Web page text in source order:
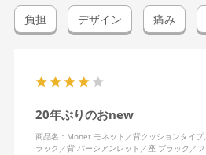
負担 デザイン 痛み
20年ぶりのおnew
商品名：Monet モネット／背クッションタイ
ラック／背 パーシアンレッド／座 ブラック／